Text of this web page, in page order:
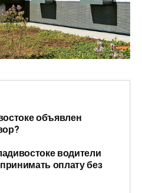
объявлен
водители
оплату без